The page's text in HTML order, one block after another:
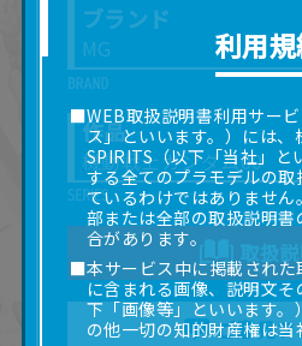
ブランド
MG
作品
機動戦士ガンダム00
取扱
ご意見フ
利用
■WEB取扱説明書利用サー
ス」といいます。）には、
SPIRITS（以下「当社」と
する全てのプラモデルの
ているわけではありませ
部または全部の取扱説明
合があります。
■本サービス中に掲載された
に含まれる画像、説明文
下「画像等」といいます
の他一切の知的財産権は